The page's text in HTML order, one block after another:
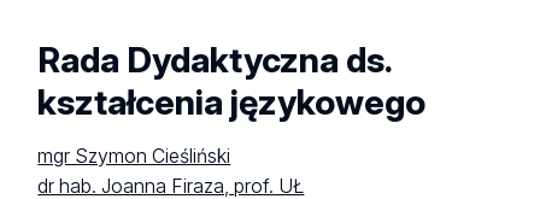
Rada Dydaktyczna ds.
kształcenia językowego
mgr Szymon Cieśliński
dr hab. Joanna Firaza, prof. UŁ